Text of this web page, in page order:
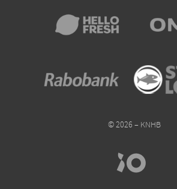
© 2026 – KNHB